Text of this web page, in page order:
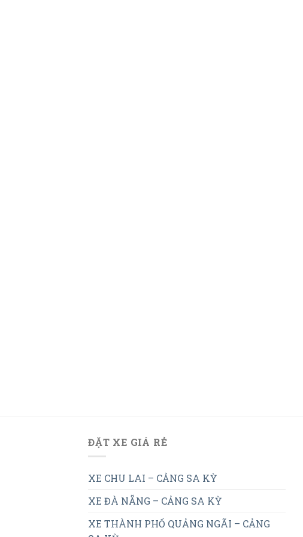
ĐẶT XE GIÁ RẺ
XE CHU LAI – CẢNG SA KỲ
XE ĐÀ NẴNG – CẢNG SA KỲ
XE THÀNH PHỐ QUẢNG NGÃI – CẢNG